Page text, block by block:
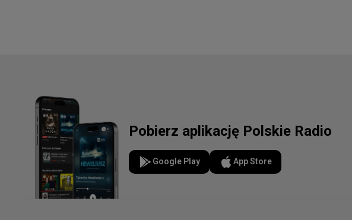
Pobierz aplikację Polskie Radio
Google Play App Store